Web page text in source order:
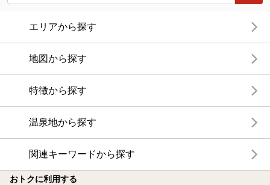
エリアから探す
地図から探す
特徴から探す
温泉地から探す
関連キーワードから探す
おトクに利用する